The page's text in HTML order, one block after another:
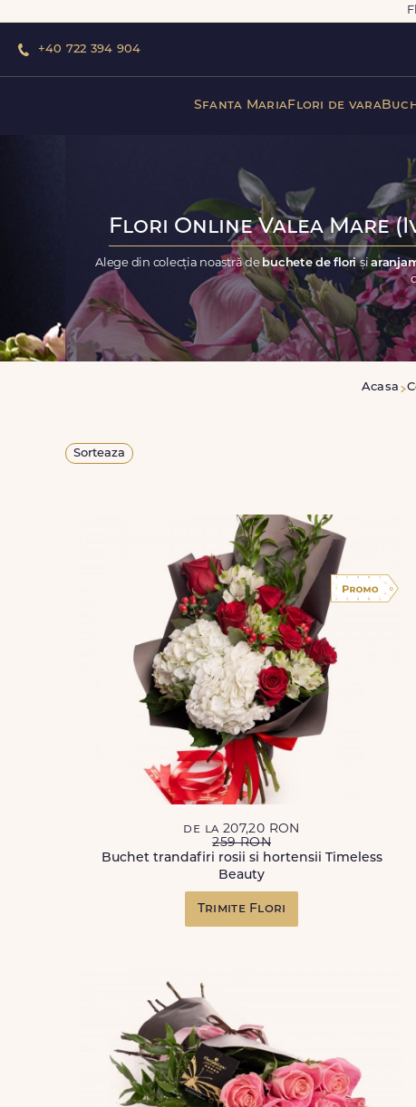
+40 722 394 904
Sfanta MariaFlori de vara
Flori Online Valea Mare
Alege din colecția noastră de buchete de floriși
Acasa
Sorteaza
de la 207,20 RON
259 RON
Buchet trandafiri rosii si hortensii Timeless
Beauty
Trimite Flori